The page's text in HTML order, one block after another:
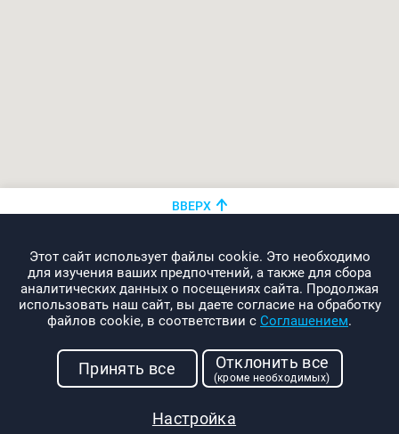
Этот сайт использует файлы cookie. Это необходимо
для изучения ваших предпочтений, а также для сбора
аналитических данных о посещениях сайта. Продолжая
использовать наш сайт, вы даете согласие на обработку
файлов cookie, в соответствии с Соглашением.
Настройка
Принять все Отклонить все
(кроме необходимых)
ВВЕРХ
info@promo-webcom.by
© 2000-2026. Webcom Performance
г. Минск, ул. Свердлова, 11-332
УНП: 190437288
Политика конфиденциальности